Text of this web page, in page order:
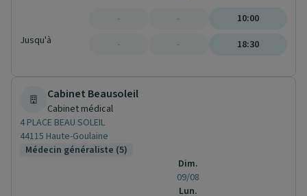
Jusqu'à
-
-
-
-
10:00
18:30
Cabinet Beausoleil
Cabinet médical
4 PLACE BEAU SOLEIL
44115 Haute-Goulaine
Médecin généraliste (5)
Dim.
09/08
Lun.